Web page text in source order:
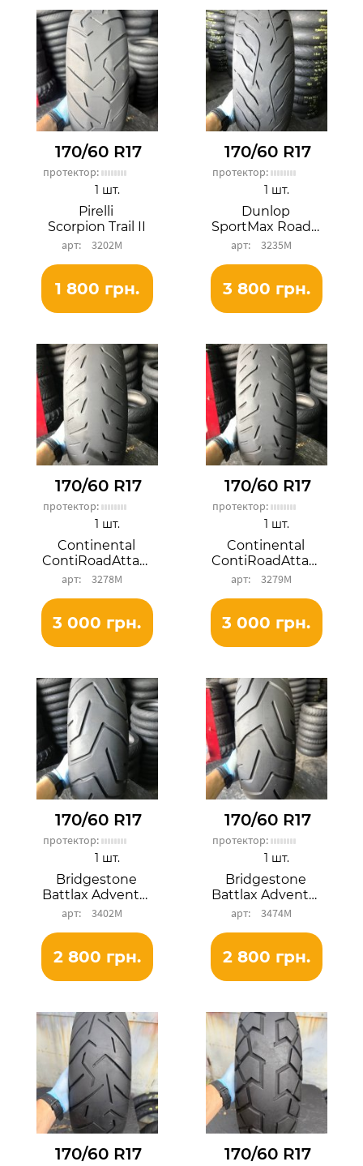
170/60 R17
протектор:
Pirelli
Scorpion Trail II
3202М
1 шт.
1 800 грн.
170/60 R17
протектор:
Dunlop
SportMax RoadSmart IV
3235М
1 шт.
3 800 грн.
170/60 R17
протектор:
Continental
ContiRoadAttack 4
3278М
1 шт.
3 000 грн.
170/60 R17
протектор:
Continental
ContiRoadAttack 4
3279М
1 шт.
3 000 грн.
170/60 R17
протектор:
Bridgestone
Battlax Adventure A41R
3402М
1 шт.
2 800 грн.
170/60 R17
протектор:
Bridgestone
Battlax Adventure A41R
3474М
1 шт.
2 800 грн.
170/60 R17 170/60 R17